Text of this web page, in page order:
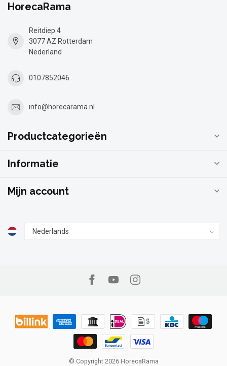
HorecaRama
Reitdiep 4
3077 AZ Rotterdam
Nederland
0107852046
info@horecarama.nl
Productcategorieën
Informatie
Mijn account
© Copyright 2026 HorecaRama